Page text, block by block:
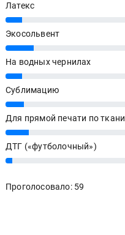
Латекс
7%
Экосольвент
12%
На водных чернилах
7%
Сублимацию
8%
Для прямой печати по ткани
10%
ДТГ («футболочный»)
3%
Проголосовало: 59